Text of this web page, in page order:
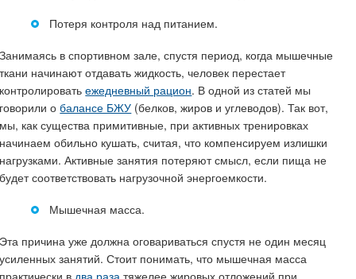
Потеря контроля над питанием.
Занимаясь в спортивном зале, спустя период, когда мышечные
ткани начинают отдавать жидкость, человек перестает
контролироватьежедневный рацион. В одной из статей мы
говорили обалансе БЖУ (белков, жиров и углеводов). Так вот,
мы, как существа примитивные, при активных тренировках
начинаем обильно кушать, считая, что компенсируем излишки
нагрузками. Активные занятия потеряют смысл, если пища не
будет соответствовать нагрузочной энергоемкости.
Мышечная масса.
Эта причина уже должна оговариваться спустя не один месяц
усиленных занятий. Стоит понимать, что мышечная масса
практически в два раза тяжелее жировых отложений при